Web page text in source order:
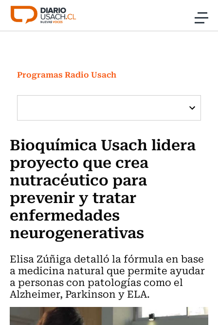
Click acá para ir directamente al contenido
Investigación
Cultura
Programas Radio y TV Usach
Programas Radio Usach
Bioquímica Usach lidera
proyecto que crea
nutracéutico para
prevenir y tratar
enfermedades
neurogenerativas
Elisa Zúñiga detalló la fórmula en base
a medicina natural que permite ayudar
a personas con patologías como el
Alzheimer, Parkinson y ELA.